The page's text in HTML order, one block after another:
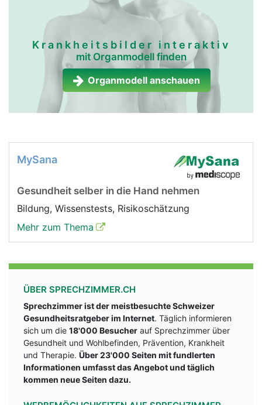
Krankheitsbilder interaktiv
mit Organmodell finden
Organmodell anschauen
MySana
Gesundheit selber in die Hand nehmen
Bildung, Wissenstests, Risikoschätzung
Mehr zum Thema
ÜBER SPRECHZIMMER.CH
Sprechzimmer ist der meistbesuchte Schweizer
Gesundheitsratgeber im Internet. Täglich informieren
sich um die 18'000 Besucher auf Sprechzimmer über
Gesundheit und Wohlbefinden, Prävention, Krankheit
und Therapie. Über 23'000 Seiten mit fundlerten
Informationen umfasst das Angebot und täglich
kommen neue Seiten dazu.